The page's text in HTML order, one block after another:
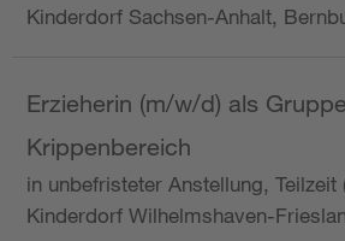
Kinderdorf Sachsen-Anhalt,
Erzieherin (m/w/d) als
Krippenbereich
in unbefristeter Anstellung, Teilzeit
Kinderdorf Wilhelmshaven-